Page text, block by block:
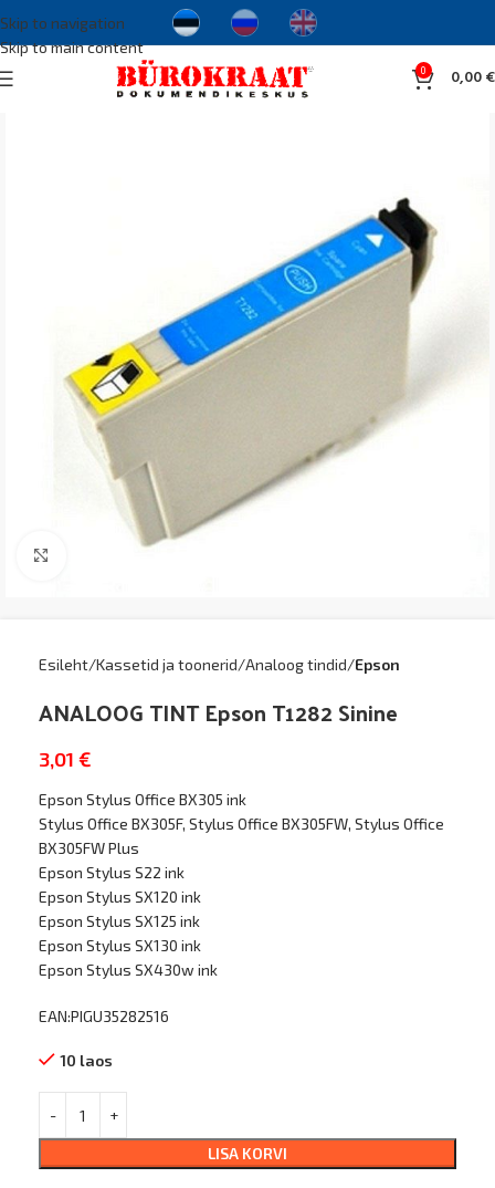
Skip to navigation
Skip to main content
0 0,00€
Esileht Kassetid ja toonerid Analoog tindid Epson
ANALOOG TINT Epson T1282 Sinine
3,01 €
Epson Stylus Office BX305 ink
Stylus Office BX305F, Stylus Office BX305FW, Stylus Office
BX305FW Plus
Epson Stylus S22 ink
Epson Stylus SX120 ink
Epson Stylus SX125 ink
Epson Stylus SX130 ink
Epson Stylus SX430w ink
EAN:PIGU35282516
10 laos
LISA KORVI